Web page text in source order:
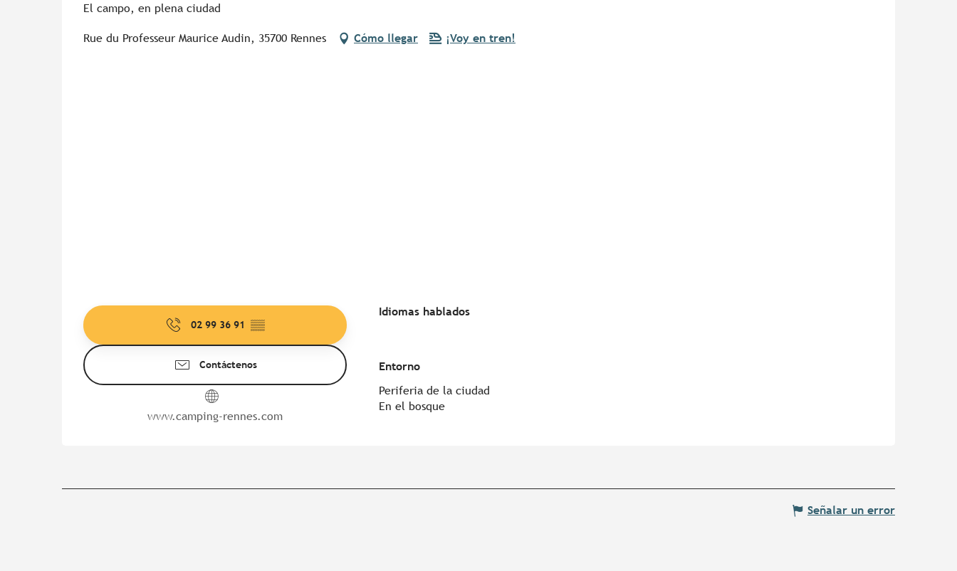
El campo, en plena ciudad
Rue du Professeur Maurice Audin, 35700 Rennes Cómo llegar ¡Voy en tren!
02 99 36 91 ▒▒
Contáctenos
www.camping-rennes.com
Idiomas hablados
Idiomas hablados
Entorno
Entorno
Periferia de la ciudad
En el bosque
Señalar un error